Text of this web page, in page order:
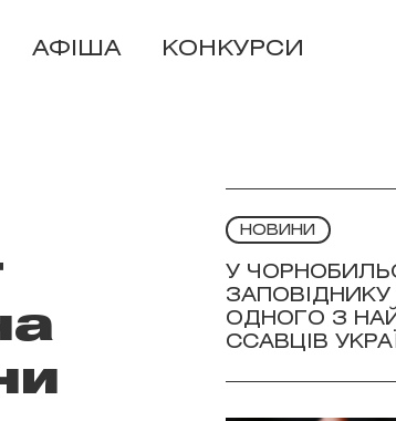
АФІША КОНКУРСИ
НОВИНИ
У
ОДНОГО З
ССАВЦІВ